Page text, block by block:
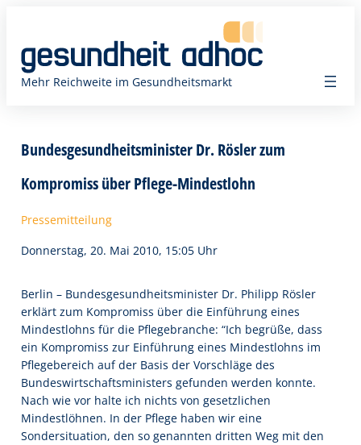
springen
Mehr Reichweite im Gesundheitsmarkt
Bundesgesundheitsminister Dr. Rösler zum
Kompromiss über Pflege-Mindestlohn
Pressemitteilung
Donnerstag, 20. Mai 2010, 15:05 Uhr
Berlin – Bundesgesundheitsminister Dr. Philipp Rösler
erklärt zum Kompromiss über die Einführung eines
Mindestlohns für die Pflegebranche: “Ich begrüße, dass
ein Kompromiss zur Einführung eines Mindestlohns im
Pflegebereich auf der Basis der Vorschläge des
Bundeswirtschaftsministers gefunden werden konnte.
Nach wie vor halte ich nichts von gesetzlichen
Mindestlöhnen. In der Pflege haben wir eine
Sondersituation, den so genannten dritten Weg mit den